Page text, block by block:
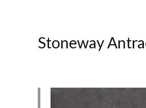
Stoneway